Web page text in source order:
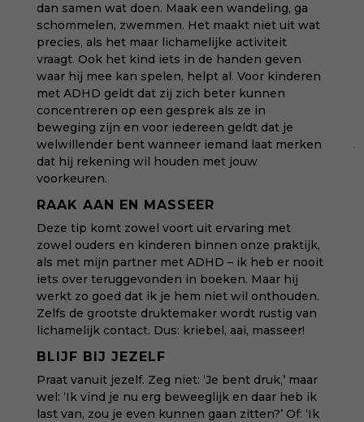
dan samen wat doen. Maak een wandeling, ga
schommelen, zwemmen. Het maakt niet uit wat
precies, als het maar lichamelijke activiteit
vraagt. Ook het kind iets in de handen geven
waar hij mee kan spelen, helpt al. Voor kinderen
met ADHD geldt dat zij zich beter kunnen
concentreren op een gesprek als ze in
beweging zijn en voor iedereen geldt dat je
welwillender bent wanneer iemand laat merken
dat hij rekening wil houden met jouw
voorkeuren.
RAAK AAN EN MASSEER
Deze tip komt zowel voort uit ervaring met
zowel ouders en kinderen binnen onze praktijk,
als met mijn partner met ADHD – ik heb er nooit
iets over teruggevonden in boeken. Maar hij
werkt zo goed dat ik je hem niet wil onthouden.
Zelfs de grootste druktemaker wordt rustig van
lichamelijk contact. Dus: kriebel, aai, masseer!
BLIJF BIJ JEZELF
Praat vanuit jezelf. Zeg niet: ‘Je bent druk,’ maar
wel: ‘Ik vind je nu erg beweeglijk en daar heb ik
last van, zou je even kunnen gaan zitten?’ Of: ‘Ik